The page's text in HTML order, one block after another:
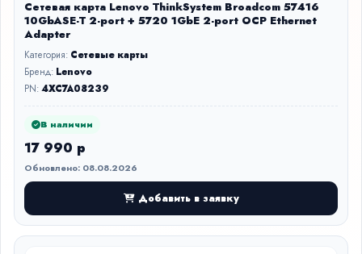
Сетевая карта Lenovo ThinkSystem Broadcom 57416
10GbASE-T 2-port + 5720 1GbE 2-port OCP Ethernet
Adapter
Категория: Сетевые карты
Бренд: Lenovo
PN:4XC7A08239
В наличии
17 990 р
Обновлено: 08.08.2026
Добавить в заявку